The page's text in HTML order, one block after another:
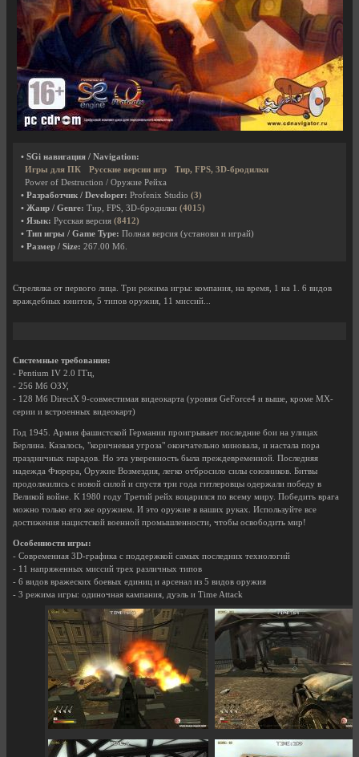
• SGi навигация / Navigation:
Игры для ПК
Русские версии игр
Тир, FPS, 3D-бродилки
Power of Destruction / Оружие Рейха
• Разработчик / Developer: Profenix Studio (3)
• Жанр / Genre: Тир, FPS, 3D-бродилки (4015)
• Язык: Русская версия (8412)
• Тип игры / Game Type: Полная версия (установи и играй)
• Размер / Size: 267.00 Мб.
Стрелялка от первого лица. Три режима игры: компания, на время, 1 на 1. 6 видов
враждебных юнитов, 5 типов оружия, 11 миссий...
Системные требования:
- Pentium IV 2.0 ГГц,
- 256 Мб ОЗУ,
- 128 Мб DirectX 9-совместимая видеокарта (уровня GeForce4 и выше, кроме MX-
серии и встроенных видеокарт)
Год 1945. Армия фашистской Германии проигрывает последние бои на улицах
Берлина. Казалось, "коричневая угроза" окончательно миновала, и настала пора
праздничных парадов. Но эта уверенность была преждевременной. Последняя
надежда Фюрера, Оружие Возмездия, легко отбросило силы союзников. Битвы
продолжились с новой силой и спустя три года гитлеровцы одержали победу в
Великой войне. К 1980 году Третий рейх воцарился по всему миру. Победить врага
можно только его же оружием. И это оружие в ваших руках. Используйте все
достижения нацистской военной промышленности, чтобы освободить мир!
Особенности игры:
- Современная 3D-графика с поддержкой самых последних технологий
- 11 напряженных миссий трех различных типов
- 6 видов вражеских боевых единиц и арсенал из 5 видов оружия
- 3 режима игры: одиночная кампания, дуэль и Time Attack